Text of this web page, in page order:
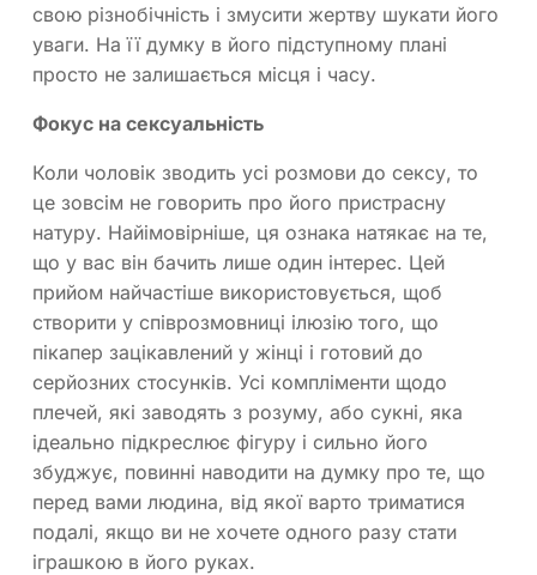
свою різнобічність і змусити жертву шукати його
уваги. На її думку в його підступному плані
просто не залишається місця і часу.
Фокус на сексуальність
Коли чоловік зводить усі розмови до сексу, то
це зовсім не говорить про його пристрасну
натуру. Найімовірніше, ця ознака натякає на те,
що у вас він бачить лише один інтерес. Цей
прийом найчастіше використовується, щоб
створити у співрозмовниці ілюзію того, що
пікапер зацікавлений у жінці і готовий до
серйозних стосунків. Усі компліменти щодо
плечей, які заводять з розуму, або сукні, яка
ідеально підкреслює фігуру і сильно його
збуджує, повинні наводити на думку про те, що
перед вами людина, від якої варто триматися
подалі, якщо ви не хочете одного разу стати
іграшкою в його руках.